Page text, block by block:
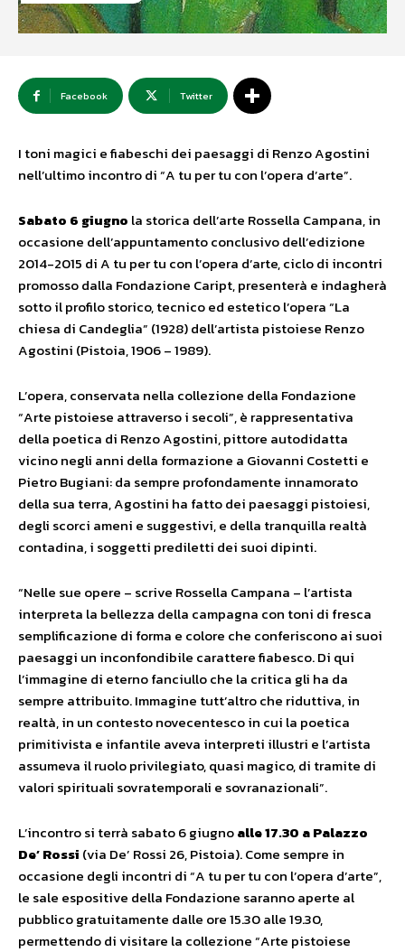
Facebook Twitter
I toni magici e fiabeschi dei paesaggi di Renzo Agostini
nell’ultimo incontro di “A tu per tu con l’opera d’arte”.
Sabato 6 giugno la storica dell’arte Rossella Campana, in
occasione dell’appuntamento conclusivo dell’edizione
2014-2015 di A tu per tu con l’opera d’arte, ciclo di incontri
promosso dalla Fondazione Caript, presenterà e indagherà
sotto il profilo storico, tecnico ed estetico l’opera “La
chiesa di Candeglia” (1928) dell’artista pistoiese Renzo
Agostini (Pistoia, 1906 – 1989).
L’opera, conservata nella collezione della Fondazione
“Arte pistoiese attraverso i secoli”, è rappresentativa
della poetica di Renzo Agostini, pittore autodidatta
vicino negli anni della formazione a Giovanni Costetti e
Pietro Bugiani: da sempre profondamente innamorato
della sua terra, Agostini ha fatto dei paesaggi pistoiesi,
degli scorci ameni e suggestivi, e della tranquilla realtà
contadina, i soggetti prediletti dei suoi dipinti.
“Nelle sue opere – scrive Rossella Campana – l’artista
interpreta la bellezza della campagna con toni di fresca
semplificazione di forma e colore che conferiscono ai suoi
paesaggi un inconfondibile carattere fiabesco. Di qui
l’immagine di eterno fanciullo che la critica gli ha da
sempre attribuito. Immagine tutt’altro che riduttiva, in
realtà, in un contesto novecentesco in cui la poetica
primitivista e infantile aveva interpreti illustri e l’artista
assumeva il ruolo privilegiato, quasi magico, di tramite di
valori spirituali sovratemporali e sovranazionali”.
L’incontro si terrà sabato 6 giugnoalle 17.30 a Palazzo
De’ Rossi (via De’ Rossi 26, Pistoia). Come sempre in
occasione degli incontri di “A tu per tu con l’opera d’arte”,
le sale espositive della Fondazione saranno aperte al
pubblico gratuitamente dalle ore 15.30 alle 19.30,
permettendo di visitare la collezione “Arte pistoiese